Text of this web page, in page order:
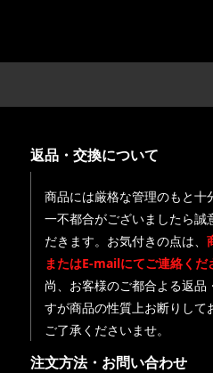
返品・交換について
商品には厳格な管理のもと十
一不都合がございましたら誠
だきます。お気付きの点は、
またはE-mailにてご連絡くだ
尚、お客様のご都合よる返品
すが商品の性質上お断りして
ご了承くださいませ。
注文方法・お問い合わせ